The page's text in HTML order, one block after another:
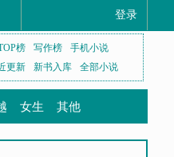
登录
榜 写作榜
手机小说
更新
新书入库 全部小说
女生 其他